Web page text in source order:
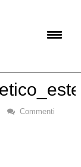
Commenti